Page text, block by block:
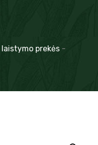
laistymo prekės -